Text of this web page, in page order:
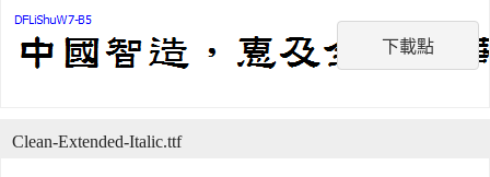
下載點
Clean-Extended-Italic.ttf